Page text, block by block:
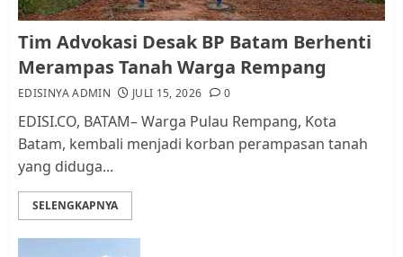
Kader Pajak jadi Penghubung
Pemerintah dan Masyarakat di
Lingkungan RT/RW
AGUSTUS 1, 2026
Tim Advokasi Desak BP Batam Berhenti
Merampas Tanah Warga Rempang
EDISINYA ADMIN JULI 15, 2026 0
EDISI.CO, BATAM– Warga Pulau Rempang, Kota
Batam, kembali menjadi korban perampasan tanah
yang diduga...
SELENGKAPNYA